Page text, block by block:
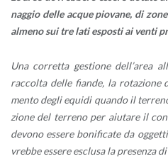
nag­gio delle acque pio­va­ne, di
al­me­no sui tre lati espo­sti ai venti
Una cor­ret­ta ge­stio­ne del­l’a­rea
rac­col­ta delle fian­de, la ro­ta­zio­ne
men­to degli equi­di quan­do il
zio­ne del ter­re­no per aiu­ta­re il
de­vo­no es­se­re bo­ni­fi­ca­te da
vreb­be es­se­re esclu­sa la pre­sen­za